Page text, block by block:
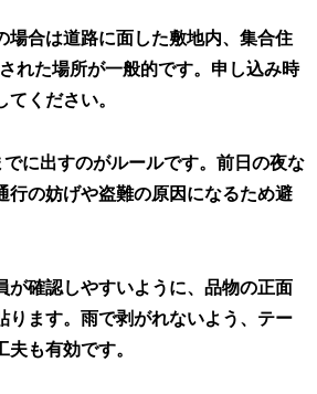
場合は道路に面した敷地内、集合住
れた場所が一般的です。申し込み時
ください。
に出すのがルールです。前日の夜な
行の妨げや盗難の原因になるため避
が確認しやすいように、品物の正面
ります。雨で剥がれないよう、テー
も有効です。